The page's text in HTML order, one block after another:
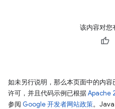
该内容对您
如未另行说明，那么本页面中的内容
许可，并且代码示例已根据Apache
参阅 Google 开发者网站政策。